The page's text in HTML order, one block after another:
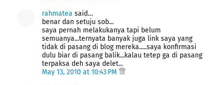
rahmatea said…
benar dan setuju sob...
saya pernah melakukanya tapi belum
semuanya...ternyata banyak juga link saya yang
tidak di pasang di blog mereka.....saya konfirmasi
dulu biar di pasang balik...kalau tetep ga di pasang
terpaksa deh saya delet...
May 13, 2010 at 10:43 PM